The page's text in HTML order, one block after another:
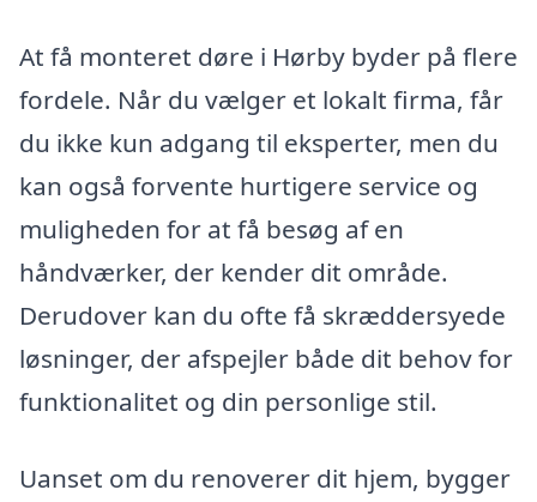
At få monteret døre i Hørby byder på flere
fordele. Når du vælger et lokalt firma, får
du ikke kun adgang til eksperter, men du
kan også forvente hurtigere service og
muligheden for at få besøg af en
håndværker, der kender dit område.
Derudover kan du ofte få skræddersyede
løsninger, der afspejler både dit behov for
funktionalitet og din personlige stil.
Uanset om du renoverer dit hjem, bygger